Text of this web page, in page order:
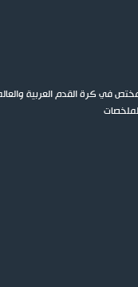
في كرة القدم العربية